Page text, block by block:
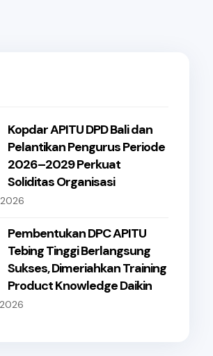
Kopdar APITU DPD Bali dan
Pelantikan Pengurus Periode
2026–2029 Perkuat
Soliditas Organisasi
Pembentukan DPC APITU
Tebing Tinggi Berlangsung
Sukses, Dimeriahkan Training
Product Knowledge Daikin